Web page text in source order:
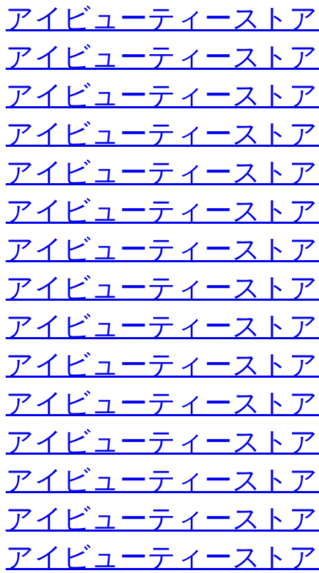
アイビューティースト
アイビューティースト
アイビューティースト
アイビューティースト
アイビューティースト
アイビューティースト
アイビューティースト
アイビューティースト
アイビューティースト
アイビューティースト
アイビューティースト
アイビューティースト
アイビューティースト
アイビューティースト
アイビューティースト